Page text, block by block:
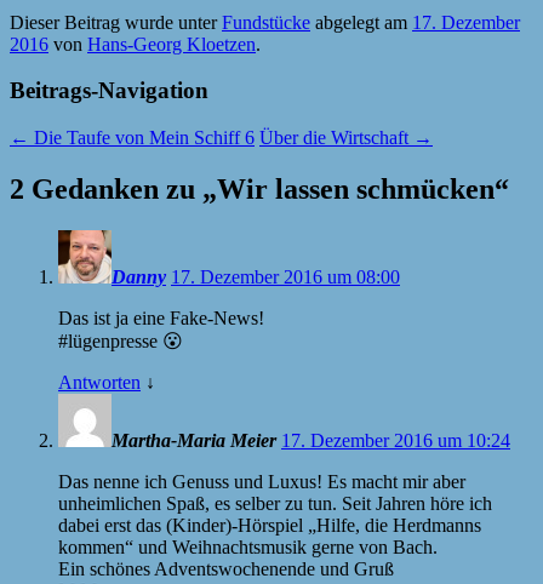
Dieser Beitrag wurde unterFundstücke abgelegt am 17. Dezember
2016 von Hans-Georg Kloetzen.
Beitrags-Navigation
← Die Taufe von Mein Schiff 6 Über die Wirtschaft →
2 Gedanken zu „Wir lassen schmücken“
Danny 17. Dezember 2016 um 08:00
Das ist ja eine Fake-News!
#lügenpresse 😮
Antworten ↓
Martha-Maria Meier 17. Dezember 2016 um 10:24
Das nenne ich Genuss und Luxus! Es macht mir aber
unheimlichen Spaß, es selber zu tun. Seit Jahren höre ich
dabei erst das (Kinder)-Hörspiel „Hilfe, die Herdmanns
kommen“ und Weihnachtsmusik gerne von Bach.
Ein schönes Adventswochenende und Gruß